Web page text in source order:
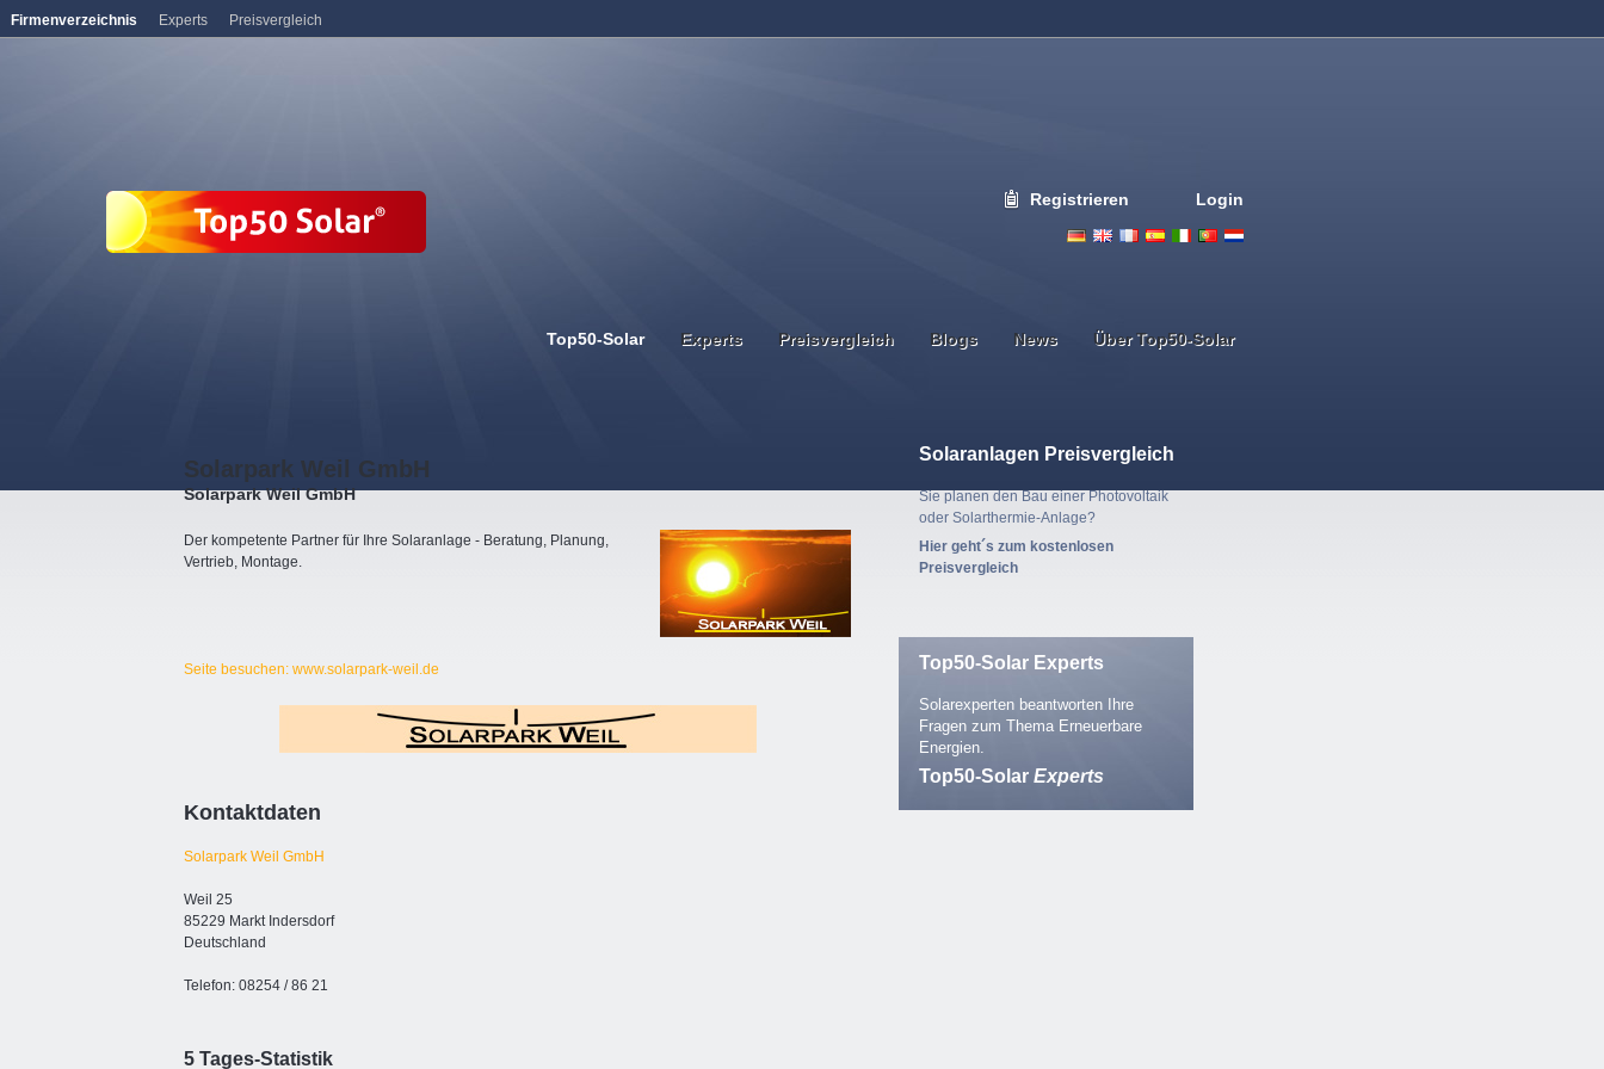
Registrieren Login
Top50-Solar Experts Preisvergleich Blogs News Über Top50-Solar
Solarpark Weil GmbH
Solarpark Weil GmbH
Der kompetente Partner für Ihre Solaranlage - Beratung, Planung,
Vertrieb, Montage.
Seite besuchen: www.solarpark-weil.de
Kontaktdaten
Solarpark Weil GmbH
Weil 25
85229 Markt Indersdorf
Deutschland
Telefon: 08254 / 86 21
5 Tages-Statistik
Solaranlagen Preisvergleich
Sie planen den Bau einer Photovoltaik
oder Solarthermie-Anlage?
Hier geht´s zum kostenlosen
Preisvergleich
Top50-Solar Experts
Solarexperten beantworten Ihre
Fragen zum Thema Erneuerbare
Energien.
Top50-Solar Experts
Firmenverzeichnis Experts Preisvergleich